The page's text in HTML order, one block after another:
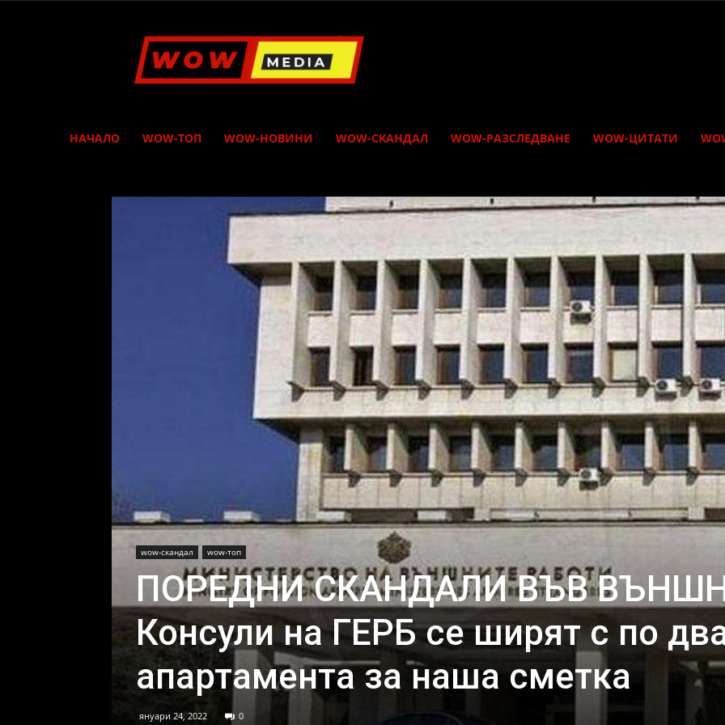
Media
НАЧАЛО WOW-ТОП WOW-НОВИНИ WOW-СКАНДАЛ WOW-РАЗСЛЕДВАНЕ WOW-ЦИТАТИ
wow-скандал wow-топ
ПОРЕДНИ СКАНДАЛИ ВЪВ
Консули на ГЕРБ се ширят с по
апартамента за наша сметка
януари 24, 2022 0